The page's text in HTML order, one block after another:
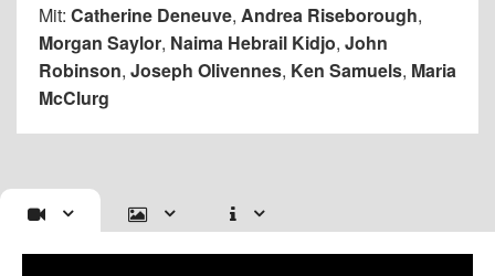
Mit: Catherine Deneuve, Andrea Riseborough,
Morgan Saylor, Naima Hebrail Kidjo, John
Robinson, Joseph Olivennes, Ken Samuels, Maria
McClurg